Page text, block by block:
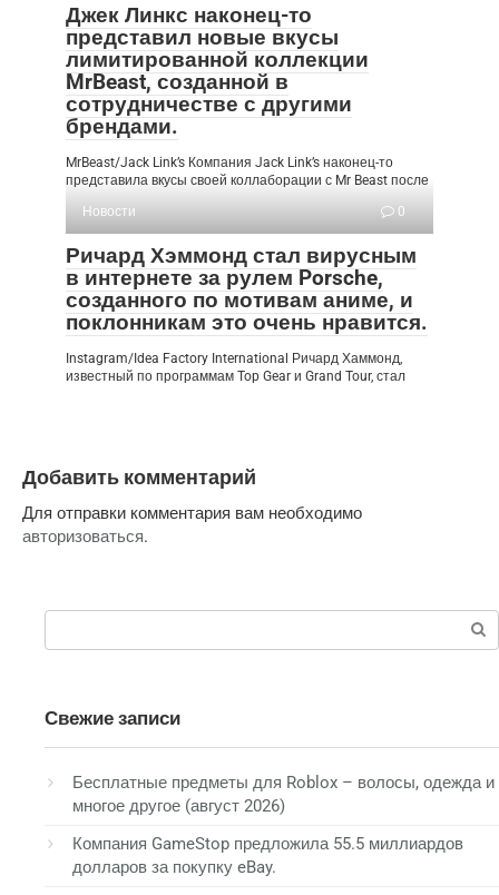
Джек Линкс наконец-то
представил новые вкусы
лимитированной коллекции
MrBeast, созданной в
сотрудничестве с другими
брендами.
MrBeast/Jack Link’s Компания Jack Link’s наконец-то
представила вкусы своей коллаборации с Mr Beast после
Новости
0
Ричард Хэммонд стал вирусным
в интернете за рулем Porsche,
созданного по мотивам аниме, и
поклонникам это очень нравится.
Instagram/Idea Factory International Ричард Хаммонд,
известный по программам Top Gear и Grand Tour, стал
Добавить комментарий
Для отправки комментария вам необходимо
авторизоваться.
Поиск:
Свежие записи
Бесплатные предметы для Roblox – волосы, одежда и
многое другое (август 2026)
Компания GameStop предложила 55.5 миллиардов
долларов за покупку eBay.